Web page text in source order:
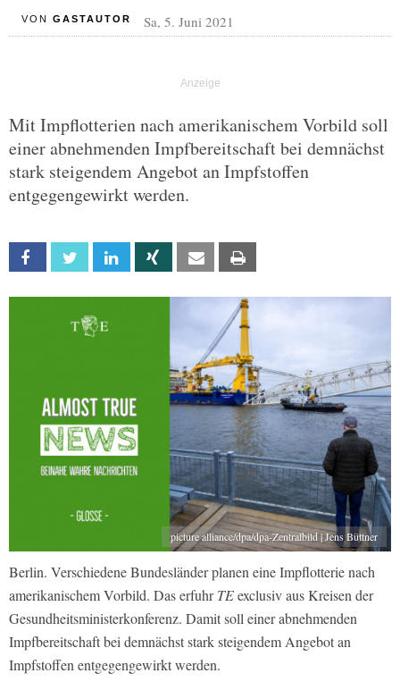
VON GASTAUTOR Sa, 5. Juni 2021
Mit Impflotterien nach amerikanischem Vorbild soll
einer abnehmenden Impfbereitschaft bei demnächst
stark steigendem Angebot an Impfstoffen
entgegengewirkt werden.
Facebook Twitter Linkedin Xing Email
picture alliance/dpa/dpa-Zentralbild | Jens Büttner
Berlin. Verschiedene Bundesländer planen eine Impflotterie nach
amerikanischem Vorbild. Das erfuhrTEexclusiv aus Kreisen der
Gesundheitsministerkonferenz. Damit soll einer abnehmenden
Impfbereitschaft bei demnächst stark steigendem Angebot an
Impfstoffen entgegengewirkt werden.